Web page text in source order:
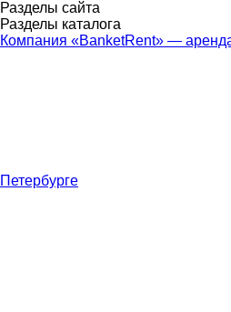
Разделы сайта
Разделы каталога
Компания «BanketRent» —
Петербурге